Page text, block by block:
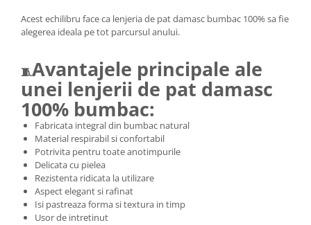
Acest echilibru face ca lenjeria de pat damasc bumbac 100% sa fie
alegerea ideala pe tot parcursul anului.
🧵Avantajele principale ale
unei lenjerii de pat damasc
100% bumbac:
Fabricata integral din bumbac natural
Material respirabil si confortabil
Potrivita pentru toate anotimpurile
Delicata cu pielea
Rezistenta ridicata la utilizare
Aspect elegant si rafinat
Isi pastreaza forma si textura in timp
Usor de intretinut